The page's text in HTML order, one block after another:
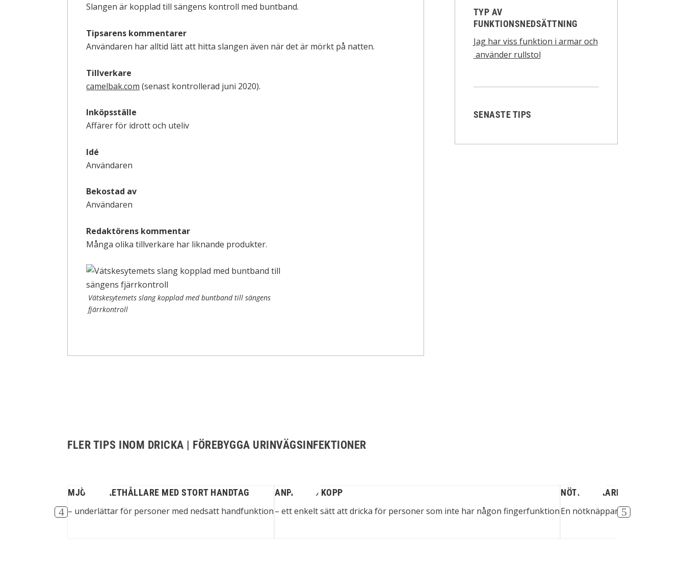
Slangen är kopplad till sängens kontroll med buntband.
Tipsarens kommentarer
Användaren har alltid lätt att hitta slangen även när det är mörkt på natten.
Tillverkare
camelbak.com (senast kontrollerad juni 2020).
Inköpsställe
Affärer för idrott och uteliv
Idé
Användaren
Bekostad av
Användaren
Redaktörens kommentar
Många olika tillverkare har liknande produkter.
Vätskesytemets slang kopplad med buntband till sängens
fjärrkontroll
TYP AV
FUNKTIONSNEDSÄTTNING
Jag har viss funktion i armar och
använder rullstol
SENASTE TIPS
FLER TIPS INOM DRICKA | FÖREBYGGA URINVÄGSINFEKTIONER
omfattande...
MJÖLKPAKETHÅLLARE MED STORT HANDTAG
– underlättar för personer med nedsatt handfunktion
ANPASSAD KOPP
– ett enkelt sätt att dricka för personer som inte har någon fingerfunktion
NÖTKNÄCKARE
En nötknäppare underlättar att